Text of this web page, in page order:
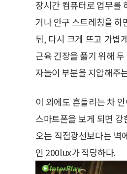
장시간 컴퓨터로 업무를
거나 안구 스트레칭을 하
뒤, 다시 크게 뜨고 가볍
근육 긴장을 풀기 위해
자놀이 부분을 지압해주
이 외에도 흔들리는 차
스마트폰을 보게 되면
오는 직접광선보다는 벽
인 200lux가 적당하다.